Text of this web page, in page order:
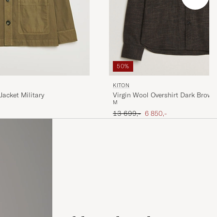
Military
50%
KITON
Virgin Wool Overshirt Dark Brown
M
Ordinær pris
13 699,- Nedsatt pris
6 850,-